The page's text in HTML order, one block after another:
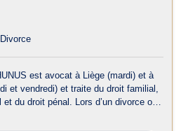
est avocat à Liège (mardi) et à
et vendredi) et traite du droit familial,
du droit pénal. Lors d’un divorce ou